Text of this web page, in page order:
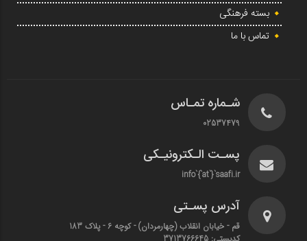
بسته فرهنگی
تماس با ما
شـماره تمـاس
02537479
پسـت الـکترونیـکی
info`{`at`}`saafi.ir
آدرس پسـتی
قم - خیابان انقلاب (چهارمردان)‌ - کوچه 6 - پلاک 183
کدپستی: 3713766645